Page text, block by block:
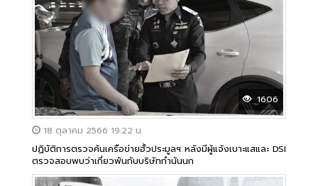
1606
18 ตุลาคม 2566 19:22 น.
ปฏิบัติการตรวจค้นเครือข่ายฮั้วประมูลฯ หลังมีผู้แจ้งเบาะแสและ DSI
ตรวจสอบพบว่าเกี่ยวพันกับบริษัทกำนันนก